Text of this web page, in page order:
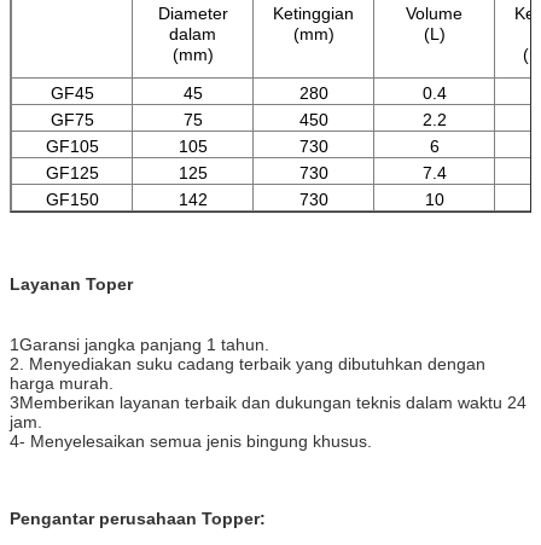
Diameter
dalam
(mm)
Ketinggian
(mm)
Volume
(L)
GF45
45 280 0.4
GF75
75 450 2.2
GF105
105 730 6
GF125
125 730 7.4
GF150
142 730 10
Layanan Toper
1Garansi jangka panjang 1 tahun.
2. Menyediakan suku cadang terbaik yang dibutuhkan dengan
harga murah.
3Memberikan layanan terbaik dan dukungan teknis dalam waktu 24
jam.
4- Menyelesaikan semua jenis bingung khusus.
Pengantar perusahaan Topper: